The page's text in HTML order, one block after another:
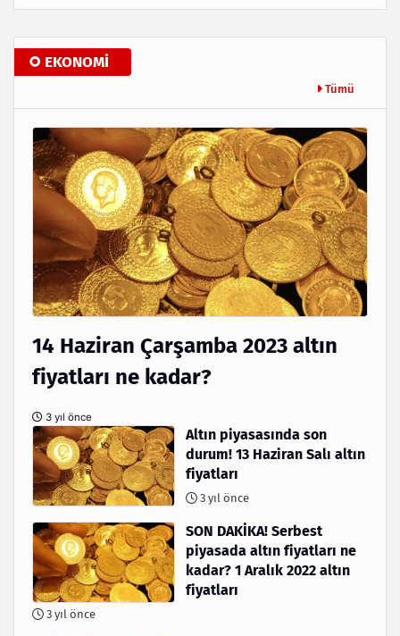
EKONOMI
Tümü
14 Haziran Çarşamba 2023 altın
fiyatları ne kadar?
3 yıl önce
Altın piyasasında son
durum! 13 Haziran Salı altın
fiyatları
3 yıl önce
SON DAKİKA! Serbest
piyasada altın fiyatları ne
kadar? 1 Aralık 2022 altın
fiyatları
3 yıl önce